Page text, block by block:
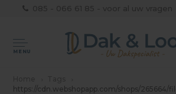
MENU
https://cdn.webshopapp.com/shops/265664/